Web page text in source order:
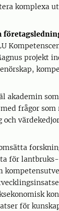
komplexa
projekt
akademin
frågor
och
för
för